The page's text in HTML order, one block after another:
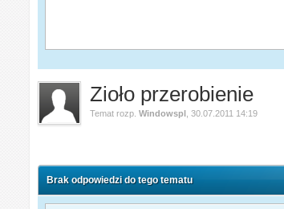
Zioło przerobienie
Temat rozp.Windowspl ,30.07.2011 14:19
Brak odpowiedzi do tego tematu